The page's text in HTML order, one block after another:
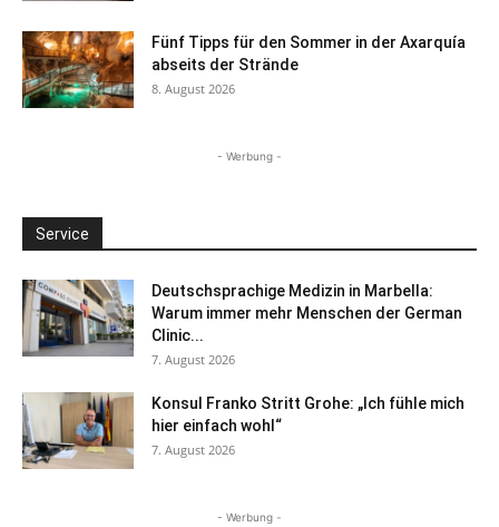
Fünf Tipps für den Sommer in der Axarquía
abseits der Strände
8. August 2026
- Werbung -
Service
Deutschsprachige Medizin in Marbella:
Warum immer mehr Menschen der German
Clinic...
7. August 2026
Konsul Franko Stritt Grohe: „Ich fühle mich
hier einfach wohl“
7. August 2026
- Werbung -